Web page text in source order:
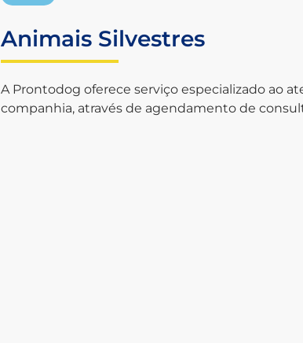
Animais Silvestres
A Prontodog oferece serviço especializado ao
companhia, através de agendamento de